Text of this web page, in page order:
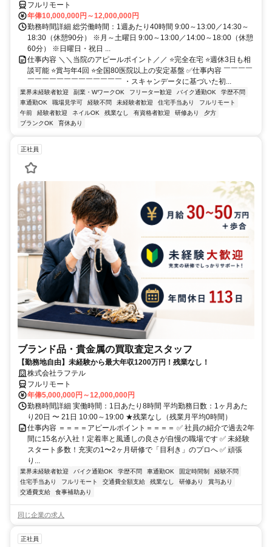
フルリモート
年俸10,000,000円～12,000,000円
勤務時間詳細 総労働時間：1週あたり40時間 9:00～13:00／14:30～
18:30（休憩90分） ※月～土曜日 9:00～13:00／14:00～18:00（休憩
60分） ※日曜日・祝日 ...
仕事内容 ＼＼当院のアピールポイント／／ ⭐完全在宅 ⭐週休3日も相
談可能 ⭐賞与年4回 ⭐全国80医院以上の安定基盤 ✅仕事内容 ￣￣￣￣
￣￣￣￣￣￣￣￣￣￣￣￣￣ ・スキャンデータに基づいた初...
業界未経験者歓迎 副業・WワークOK フリーター歓迎 バイク通勤OK
学歴不問
車通勤OK
職場見学可 経験不問 未経験者歓迎 住宅手当あり
フルリモート
午前
経験者歓迎 ネイルOK 残業なし 有資格者歓迎 研修あり
夕方
ブランクOK
育休あり
正社員
ブランド品・貴金属の買取査定スタッフ
【勤務地自由】未経験から最大年収1200万円！残業なし！
株式会社ラフテル
フルリモート
年俸5,000,000円～12,000,000円
勤務時間詳細 実働時間：1日あたり8時間 平均勤務日数：1ヶ月あた
り20日 〜 21日 10:00～19:00 ★残業なし（残業月平均0時間）
仕事内容 ＝＝＝＝アピールポイント＝＝＝＝ ✅ 社員の紹介で過去2年
間に15名が入社！定着率と風通しの良さが自慢の職場です ✅ 未経験
スタート多数！充実の1〜2ヶ月研修で「目利き」のプロへ ✅ 頑張
り...
業界未経験者歓迎 バイク通勤OK 学歴不問 車通勤OK 固定時間制
経験不問
住宅手当あり
フルリモート 交通費全額支給 残業なし 研修あり
賞与あり
交通費支給
食事補助あり
同じ企業の求人
正社員